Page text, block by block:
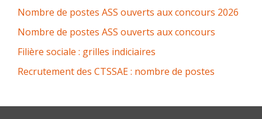
Nombre de postes ASS ouverts aux concours 2026
Nombre de postes ASS ouverts aux concours
Filière sociale : grilles indiciaires
Recrutement des CTSSAE : nombre de postes